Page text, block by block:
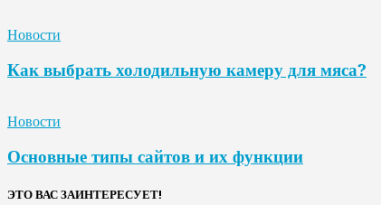
Новости
Как выбрать холодильную камеру для мяса?
Новости
Основные типы сайтов и их функции
ЭТО ВАС ЗАИНТЕРЕСУЕТ!